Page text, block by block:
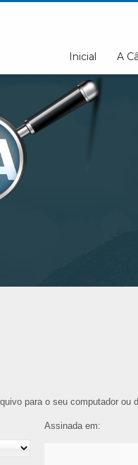
Inicial A
para o seu computador ou
Assinada em: